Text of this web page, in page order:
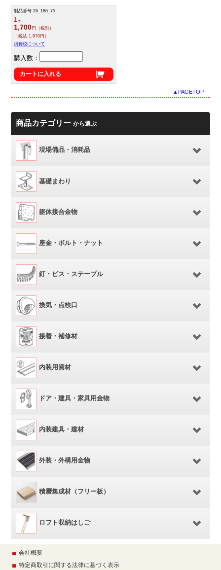
製品番号 26_186_75
1 ヶ
1,700円（税別）
（税込 1,870円）
消費税について
購入数：
カートに入れる
▲PAGETOP
商品カテゴリーから選ぶ
現場備品・消耗品
基礎まわり
躯体接合金物
座金・ボルト・ナット
釘・ビス・ステープル
換気・点検口
接着・補修材
内装用資材
ドア・建具・家具用金物
内装建具・建材
外装・外構用金物
積層集成材（フリー板）
ロフト収納はしご
会社概要
特定商取引に関する法律に基づく表示